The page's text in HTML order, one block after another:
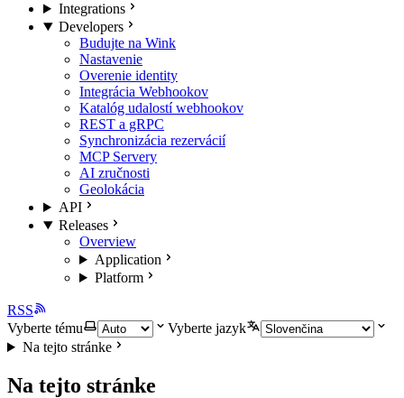
Integrations
Developers
Budujte na Wink
Nastavenie
Overenie identity
Integrácia Webhookov
Katalóg udalostí webhookov
REST a gRPC
Synchronizácia rezervácií
MCP Servery
AI zručnosti
Geolokácia
API
Releases
Overview
Application
Platform
RSS
Vyberte tému
Vyberte jazyk
Na tejto stránke
Na tejto stránke